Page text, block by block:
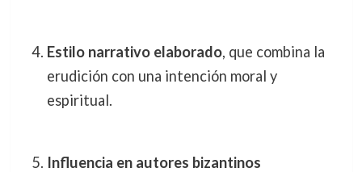
Estilo narrativo elaborado, que combina la
erudición con una intención moral y
espiritual.
Influencia en autores bizantinos